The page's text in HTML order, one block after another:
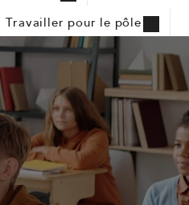
Travailler pour le pôle